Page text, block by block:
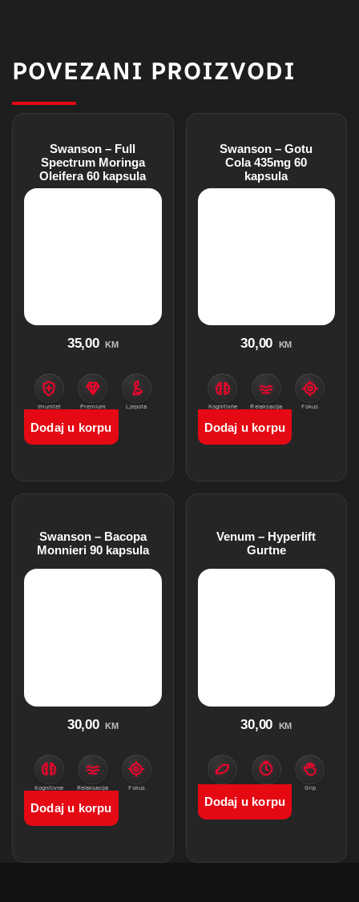
POVEZANI PROIZVODI
Swanson – Full
Spectrum Moringa
Oleifera 60 kapsula
35,00 KM
Imunitet
Premium
Ljepota
Dodaj u korpu
Swanson – Gotu
Cola 435mg 60
kapsula
30,00 KM
Kognitivne
Relaksacija Fokus
Dodaj u korpu
Swanson – Bacopa
Monnieri 90 kapsula
30,00 KM
Kognitivne
Relaksacija Fokus
Dodaj u korpu
Venum – Hyperlift
Gurtne
30,00 KM
Grip
Dodaj u korpu